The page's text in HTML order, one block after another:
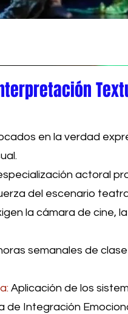
en la verdad
actoral
del escenario
la cámara de cine,
semanales de
Aplicación de los
de Integración